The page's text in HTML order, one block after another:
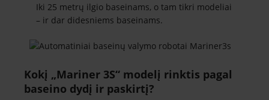
Iki 25 metrų ilgio baseinams, o tam tikri modeliai
– ir dar didesniems baseinams.
Kokį „Mariner 3S“ modelį rinktis pagal
baseino dydį ir paskirtį?